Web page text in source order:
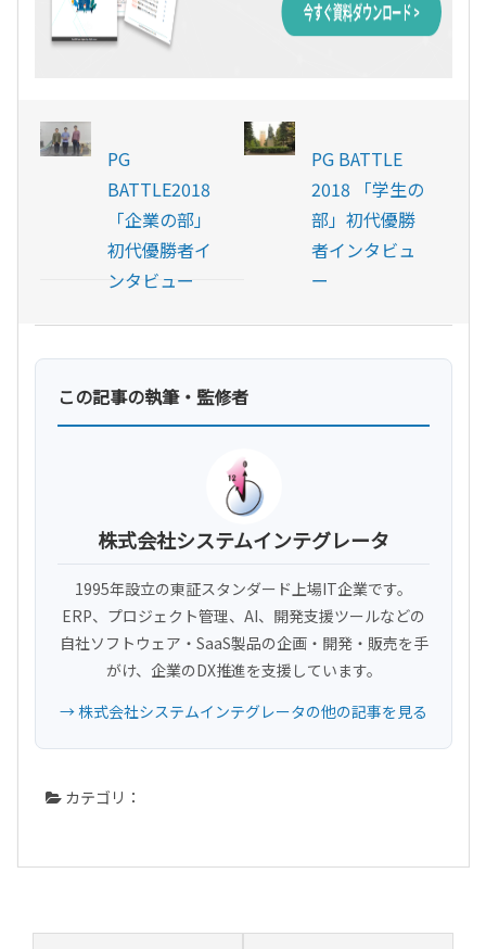
PG
BATTLE2018
「企業の部」
初代優勝者イ
ンタビュー
PG BATTLE
2018 「学生の
部」初代優勝
者インタビュ
ー
この記事の執筆・監修者
株式会社システムインテグレータ
1995年設立の東証スタンダード上場IT企業です。
ERP、プロジェクト管理、AI、開発支援ツールなどの
自社ソフトウェア・SaaS製品の企画・開発・販売を手
がけ、企業のDX推進を支援しています。
→ 株式会社システムインテグレータの他の記事を見る
カテゴリ：